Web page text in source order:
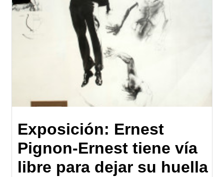
Exposición: Ernest
Pignon-Ernest tiene vía
libre para dejar su huella